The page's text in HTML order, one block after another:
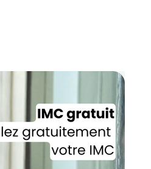
Je reçois mon cadeau !
adresse email sera utilisée par Digital Prisma
votre newsletter contenant des offres
Vous pourrez vous désinscrire en
intégré dans la newsletter. Pour en
vos droits, prenez connaissance de notre